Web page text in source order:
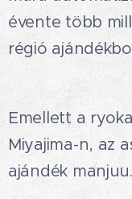
évente több
régió
😏
Emellett a
Miyajima-n, az
ajándék